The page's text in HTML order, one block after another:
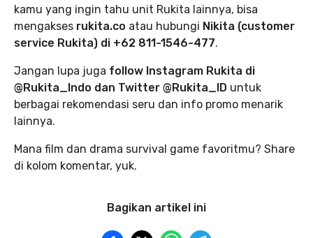
kamu yang ingin tahu unit Rukita lainnya, bisa
mengakses rukita.co atau hubungi Nikita (customer
service Rukita) di +62 811-1546-477.
Jangan lupa juga follow Instagram Rukita di
@Rukita_Indo dan Twitter @Rukita_ID untuk
berbagai rekomendasi seru dan info promo menarik
lainnya.
Mana film dan drama survival game favoritmu? Share
di kolom komentar, yuk.
Bagikan artikel ini